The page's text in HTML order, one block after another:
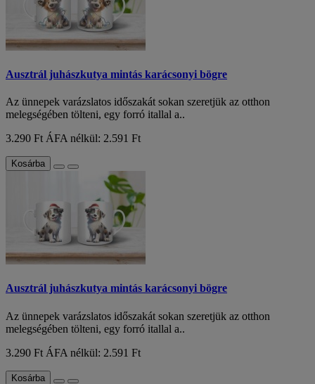
Ausztrál juhászkutya mintás karácsonyi bögre
Az ünnepek varázslatos időszakát sokan szeretjük az otthon
melegségében tölteni, egy forró itallal a..
3.290 Ft ÁFA nélkül: 2.591 Ft
Kosárba
Ausztrál juhászkutya mintás karácsonyi bögre
Az ünnepek varázslatos időszakát sokan szeretjük az otthon
melegségében tölteni, egy forró itallal a..
3.290 Ft ÁFA nélkül: 2.591 Ft
Kosárba